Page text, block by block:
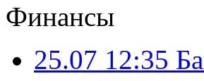
Финансы
25.07 12:35